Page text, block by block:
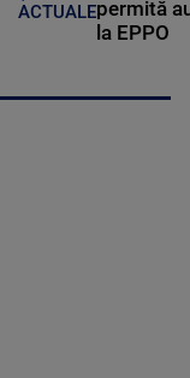
ACTUALEpermită
la EPPO